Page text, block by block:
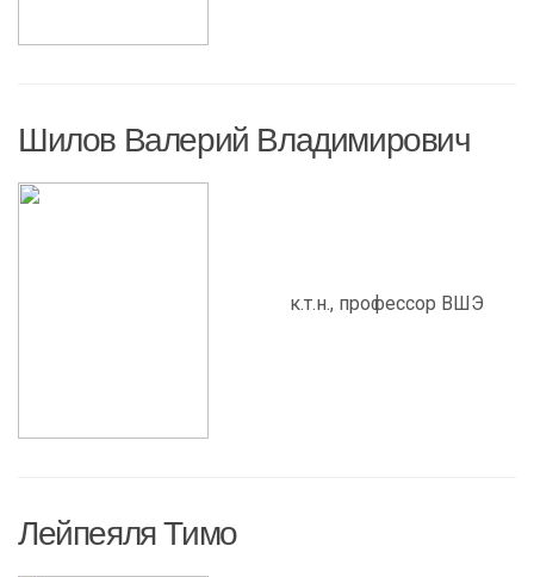
Шилов Валерий Владимирович
к.т.н., профессор ВШЭ
Лейпеяля Тимо